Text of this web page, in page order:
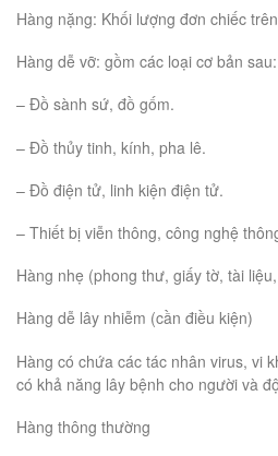
Hàng nặng: Khối lượng đơn chiếc
Hàng dễ vỡ: gồm các loại cơ bản sau:
– Đồ sành sứ, đồ gốm.
– Đồ thủy tinh, kính, pha lê.
– Đồ điện tử, linh kiện điện tử.
– Thiết bị viễn thông, công nghệ
Hàng nhẹ (phong thư, giấy tờ, tài
Hàng dễ lây nhiễm (cần điều kiện)
Hàng có chứa các tác nhân virus, vi
có khả năng lây bệnh cho người và
Hàng thông thường